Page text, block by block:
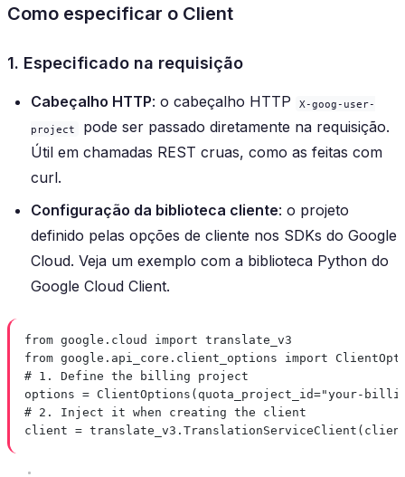
Como especificar o Client
1. Especificado na requisição
Cabeçalho HTTP: o cabeçalho HTTP
X-goog-user-
project
pode ser passado diretamente na requisição.
Útil em chamadas REST cruas, como as feitas com
curl.
Configuração da biblioteca cliente: o projeto
definido pelas opções de cliente nos SDKs do Google
Cloud. Veja um exemplo com a biblioteca Python do
Google Cloud Client.
from google.cloud import translate_v3
from google.api_core.client_options import
# 1. Define the billing project
options = ClientOptions( quota_project_id="your-
# 2. Inject it when creating the client
client = translate_v3.TranslationServiceClient(